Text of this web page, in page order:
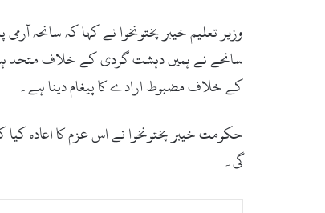
وزیر تعلیم خیبر پختونخوا نے کہا کہ سانحہ
سانحے نے ہمیں دہشت گردی کے خلاف متحد
کے خلاف مضبوط ارادے کا پیغام دینا ہے۔
حکومت خیبر پختونخوا نے اس عزم کا اعادہ
گی۔